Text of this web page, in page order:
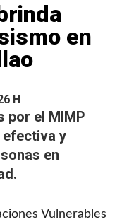
en
H
por el MIMP
efectiva y
en
Vulnerables